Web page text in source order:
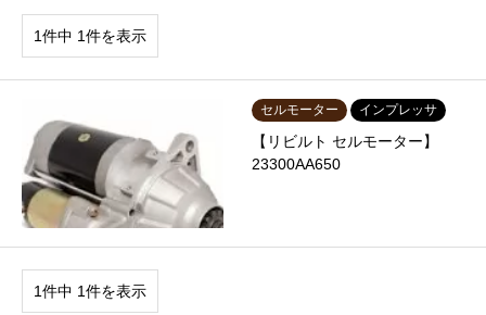
1件中 1件を表示
セルモーター インプレッサ
【リビルト セルモーター】
23300AA650
1件中 1件を表示